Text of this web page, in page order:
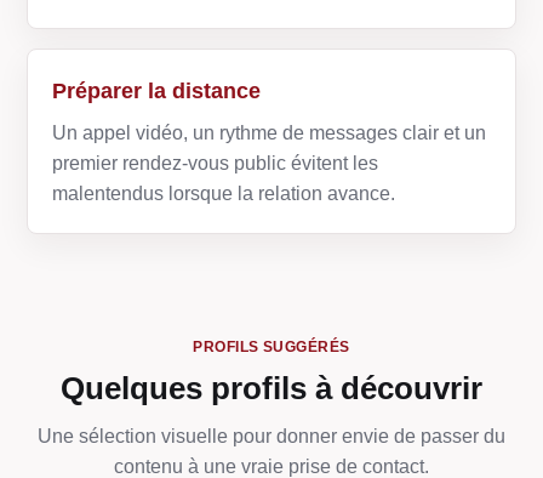
Préparer la distance
Un appel vidéo, un rythme de messages clair et un
premier rendez-vous public évitent les
malentendus lorsque la relation avance.
PROFILS SUGGÉRÉS
Quelques profils à découvrir
Une sélection visuelle pour donner envie de passer du
contenu à une vraie prise de contact.